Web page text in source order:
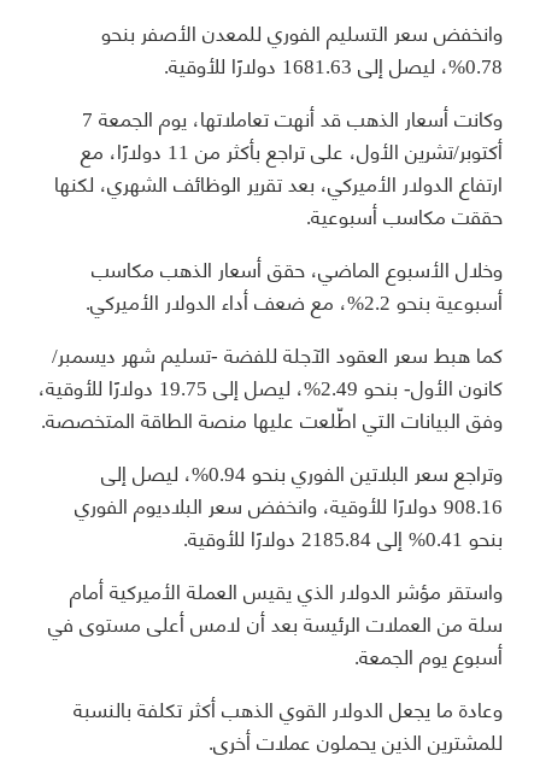
وانخفض سعر التسليم الفوري للمعدن الأصفر بنحو
0.78%، ليصل إلى 1681.63 دولارًا للأوقية.
وكانت أسعار الذهب قد أنهت تعاملاتها، يوم الجمعة 7
أكتوبر/تشرين الأول، على تراجع بأكثر من 11 دولارًا، مع
ارتفاع الدولار الأميركي، بعد تقرير الوظائف الشهري، لكنها
حققت مكاسب أسبوعية.
وخلال الأسبوع الماضي، حقق أسعار الذهب مكاسب
أسبوعية بنحو 2.2%، مع ضعف أداء الدولار الأميركي.
كما هبط سعر العقود الآجلة للفضة -تسليم شهر ديسمبر/
كانون الأول- بنحو 2.49%، ليصل إلى 19.75 دولارًا للأوقية،
وفق البيانات التي اطّلعت عليها منصة الطاقة المتخصصة.
وتراجع سعر البلاتين الفوري بنحو 0.94%، ليصل إلى
908.16 دولارًا للأوقية، وانخفض سعر البلاديوم الفوري
بنحو 0.41% إلى 2185.84 دولارًا للأوقية.
واستقر مؤشر الدولار الذي يقيس العملة الأميركية أمام
سلة من العملات الرئيسة بعد أن لامس أعلى مستوى في
أسبوع يوم الجمعة.
وعادة ما يجعل الدولار القوي الذهب أكثر تكلفة بالنسبة
للمشترين الذين يحملون عملات أخرى.